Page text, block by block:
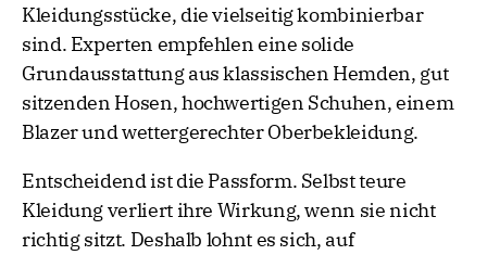
Kleidungsstücke, die vielseitig kombinierbar
sind. Experten empfehlen eine solide
Grundausstattung aus klassischen Hemden, gut
sitzenden Hosen, hochwertigen Schuhen, einem
Blazer und wettergerechter Oberbekleidung.
Entscheidend ist die Passform. Selbst teure
Kleidung verliert ihre Wirkung, wenn sie nicht
richtig sitzt. Deshalb lohnt es sich, auf